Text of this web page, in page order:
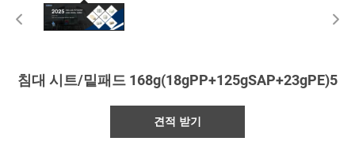
침대 시트/밑패드 168g(18gPP+125gSAP+23gPE)5
견적 받기